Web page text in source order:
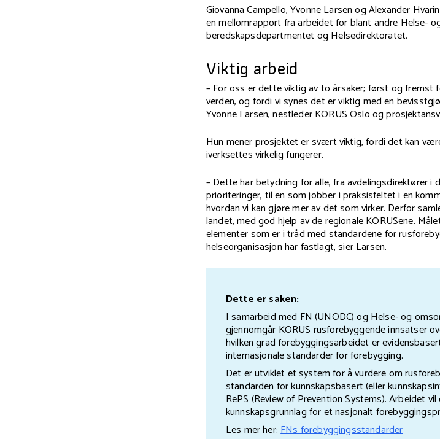
Giovanna Campello, Yvonne Larsen og Alexander
en mellomrapport fra arbeidet for blant andre Helse-
beredskapsdepartmentet og Helsedirektoratet.
Viktig arbeid
– For oss er dette viktig av to årsaker; først og fremst
verden, og fordi vi synes det er viktig med en
Yvonne Larsen, nestleder KORUS Oslo og
Hun mener prosjektet er svært viktig, fordi det kan
iverksettes virkelig fungerer.
– Dette har betydning for alle, fra avdelingsdirektører i
prioriteringer, til en som jobber i praksisfeltet i en
hvordan vi kan gjøre mer av det som virker. Derfor
landet, med god hjelp av de regionale KORUSene.
elementer som er i tråd med standardene for
helseorganisasjon har fastlagt, sier Larsen.
Dette er saken:
I samarbeid med FN (UNODC) og Helse- og
gjennomgår KORUS rusforebyggende innsatser
hvilken grad forebyggingsarbeidet er
internasjonale standarder for forebygging.
Det er utviklet et system for å vurdere om
standarden for kunnskapsbasert (eller
RePS (Review of Prevention Systems). Arbeidet
kunnskapsgrunnlag for et nasjonalt
Les mer her:FNs forebyggingsstandarder